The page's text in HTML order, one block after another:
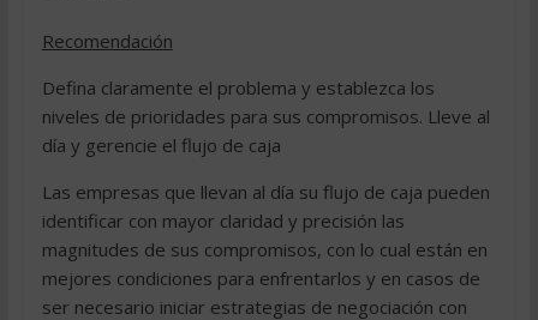
Recomendación
Defina claramente el problema y establezca los
niveles de prioridades para sus compromisos. Lleve al
día y gerencie el flujo de caja
Las empresas que llevan al día su flujo de caja pueden
identificar con mayor claridad y precisión las
magnitudes de sus compromisos, con lo cual están en
mejores condiciones para enfrentarlos y en casos de
ser necesario iniciar estrategias de negociación con